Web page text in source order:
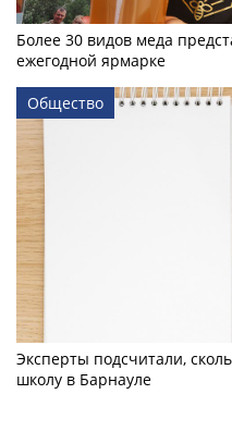
Более 30 видов меда
ежегодной ярмарке
Общество
Эксперты подсчитали,
школу в Барнауле